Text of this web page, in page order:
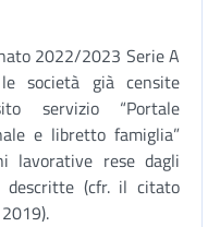
2022/2023 Serie A
società già censite
servizio “Portale
e libretto famiglia”
lavorative rese dagli
(cfr. il citato